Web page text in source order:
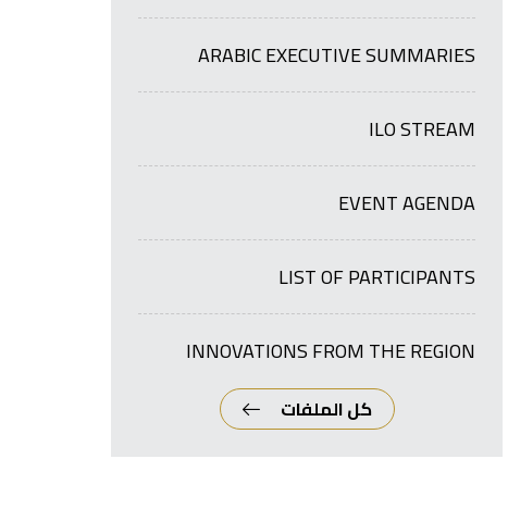
ARABIC EXECUTIVE SUMMARIES
ILO STREAM
EVENT AGENDA
LIST OF PARTICIPANTS
INNOVATIONS FROM THE REGION
كل الملفات